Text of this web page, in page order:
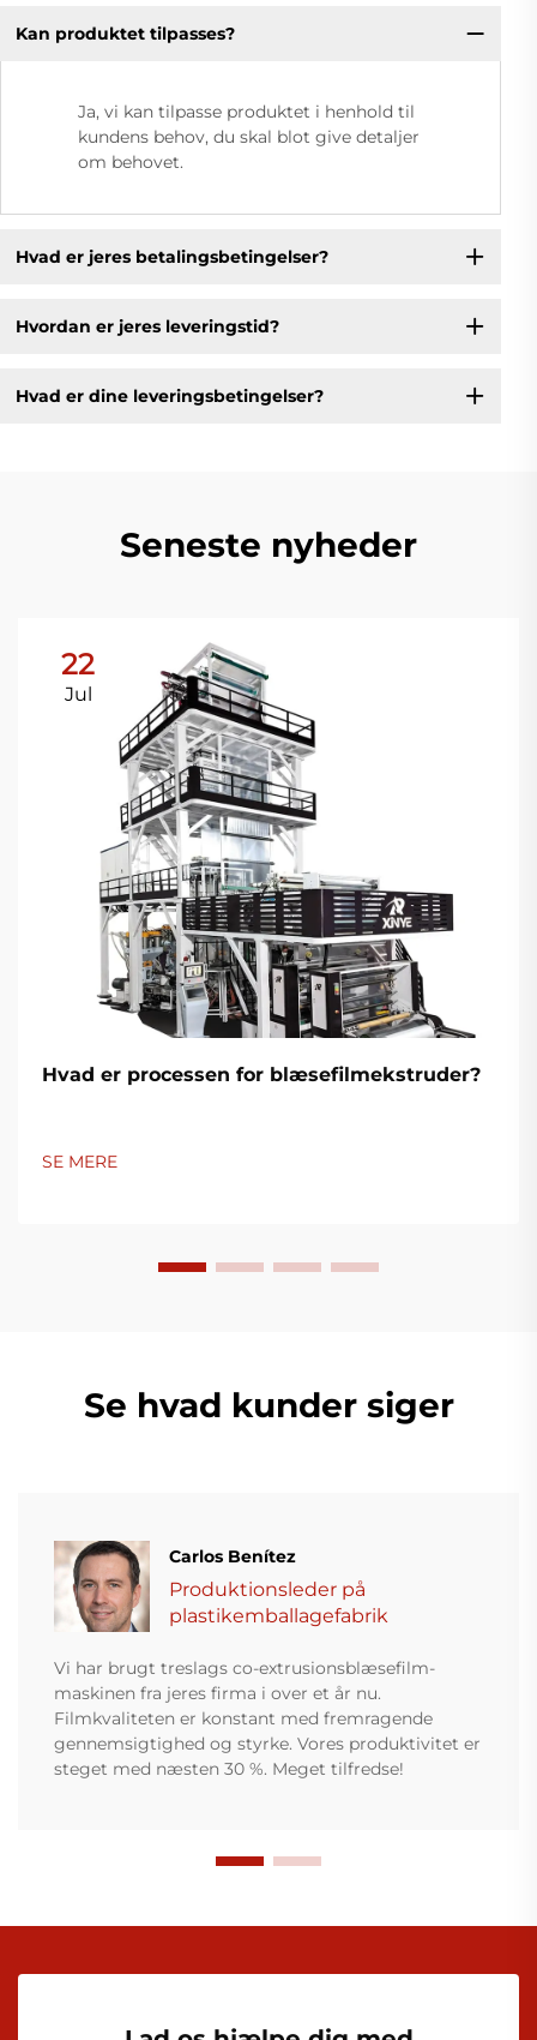
Kan produktet tilpasses?
Ja, vi kan tilpasse produktet i henhold til
kundens behov, du skal blot give detaljer
om behovet.
Hvad er jeres betalingsbetingelser?
Hvordan er jeres leveringstid?
Hvad er dine leveringsbetingelser?
Seneste nyheder
22
Jul
Hvad er processen for blæsefilmekstruder?
SE MERE
Se hvad kunder siger
Carlos Benítez
Produktionsleder på
plastikemballagefabrik
Vi har brugt treslags co-extrusionsblæsefilm-
maskinen fra jeres firma i over et år nu.
Filmkvaliteten er konstant med fremragende
gennemsigtighed og styrke. Vores produktivitet er
steget med næsten 30 %. Meget tilfredse!